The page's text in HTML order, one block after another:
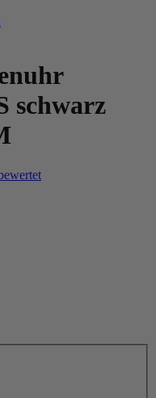
schwarz